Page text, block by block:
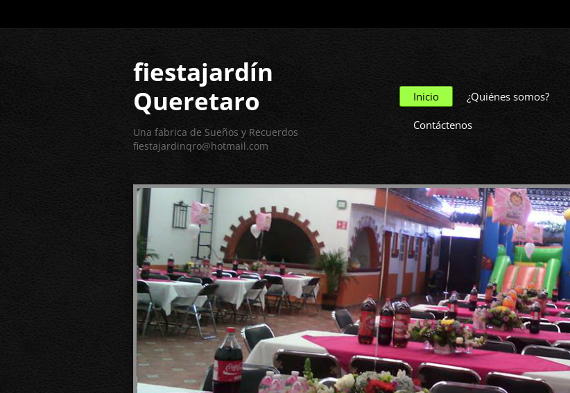
fiestajardín
Queretaro
Una fabrica de Sueños y Recuerdos
fiestajardinqro@hotmail.com
Inicio ¿Quiénes somos?
Contáctenos